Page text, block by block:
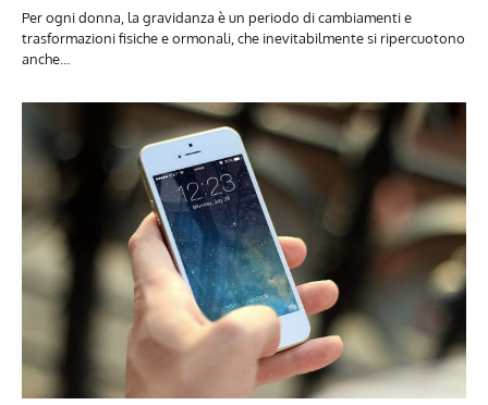
Per ogni donna, la gravidanza è un periodo di cambiamenti e
trasformazioni fisiche e ormonali, che inevitabilmente si ripercuotono
anche…